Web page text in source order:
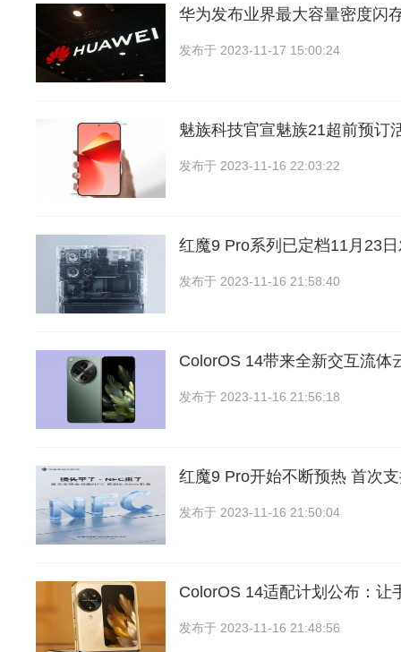
华为发布业界最大容量密度闪
发布于 2023-11-17 15:00:24
魅族科技官宣魅族21超前预订
发布于 2023-11-16 22:03:22
红魔9 Pro系列已定档11月23
发布于 2023-11-16 21:58:40
ColorOS 14带来全新交互流体
发布于 2023-11-16 21:56:18
红魔9 Pro开始不断预热 首次
发布于 2023-11-16 21:50:04
ColorOS 14适配计划公布：让
发布于 2023-11-16 21:48:56